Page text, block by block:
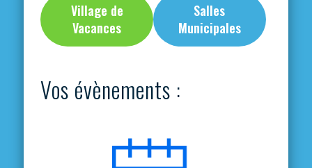
Village de
Vacances
Salles
Municipales
Vos évènements :